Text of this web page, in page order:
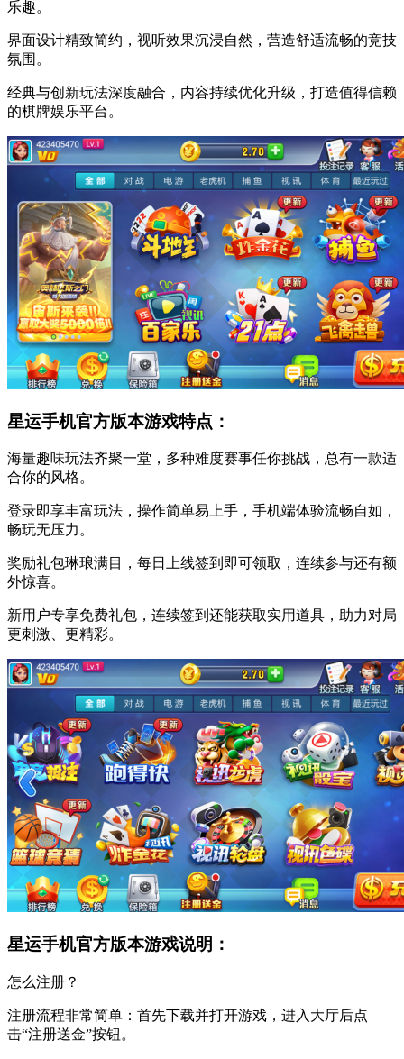
乐趣。
界面设计精致简约，视听效果沉浸自然，营造舒适流畅的竞技
氛围。
经典与创新玩法深度融合，内容持续优化升级，打造值得信赖
的棋牌娱乐平台。
星运手机官方版本游戏特点：
海量趣味玩法齐聚一堂，多种难度赛事任你挑战，总有一款适
合你的风格。
登录即享丰富玩法，操作简单易上手，手机端体验流畅自如，
畅玩无压力。
奖励礼包琳琅满目，每日上线签到即可领取，连续参与还有额
外惊喜。
新用户专享免费礼包，连续签到还能获取实用道具，助力对局
更刺激、更精彩。
星运手机官方版本游戏说明：
怎么注册？
注册流程非常简单：首先下载并打开游戏，进入大厅后点
击“注册送金”按钮。